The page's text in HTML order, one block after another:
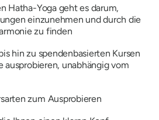
Hatha-Yoga geht es darum,
einzunehmen und durch die
zu finden
hin zu spendenbasierten Kursen
ausprobieren, unabhängig vom
zum Ausprobieren